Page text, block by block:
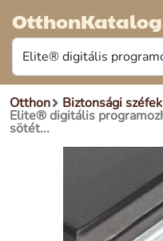
Otthon Biztonsági széfek
Elite® digitális
sötét...